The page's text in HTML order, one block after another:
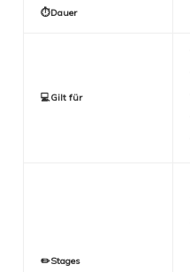
⏱️Dauer
💻Gilt für
✏️Stages